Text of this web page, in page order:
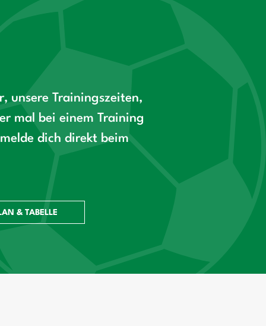
unsere Trainingszeiten,
mal bei einem Training
dich direkt beim
& TABELLE